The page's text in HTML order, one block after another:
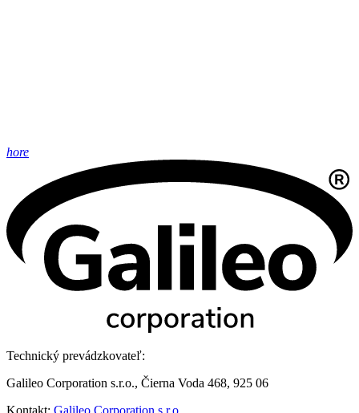
hore
Technický prevádzkovateľ:
Galileo Corporation s.r.o., Čierna Voda 468, 925 06
Kontakt: Galileo Corporation s.r.o.